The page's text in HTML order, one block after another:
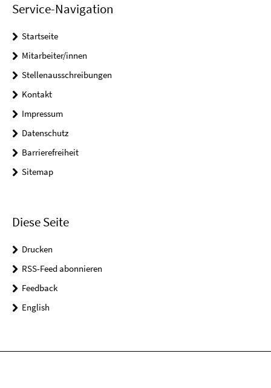
Service-Navigation
Startseite
Mitarbeiter/innen
Stellenausschreibungen
Kontakt
Impressum
Datenschutz
Barrierefreiheit
Sitemap
Diese Seite
Drucken
RSS-Feed abonnieren
Feedback
English